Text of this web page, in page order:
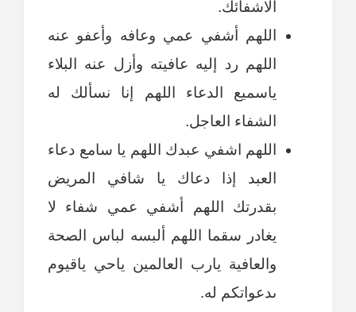
الاشفائك.
اللهم أشفي عمي وعافه وأعفو عنه
اللهم رد إليه عافيته وأزل عنه البلاء
ياسميع الدعاء اللهم إنا نسألك له
الشفاء العاجل.
اللهم اشفي عبدك اللهم يا سامع دعاء
العبد إذا دعاك يا شافي المريض
بقدرتك اللهم أشفي عمي شفاء لا
يغادر سقما اللهم ألبسه لباس الصحة
والعافية يارب العالمين ياحي ياقيوم
ىدعواتكم له.